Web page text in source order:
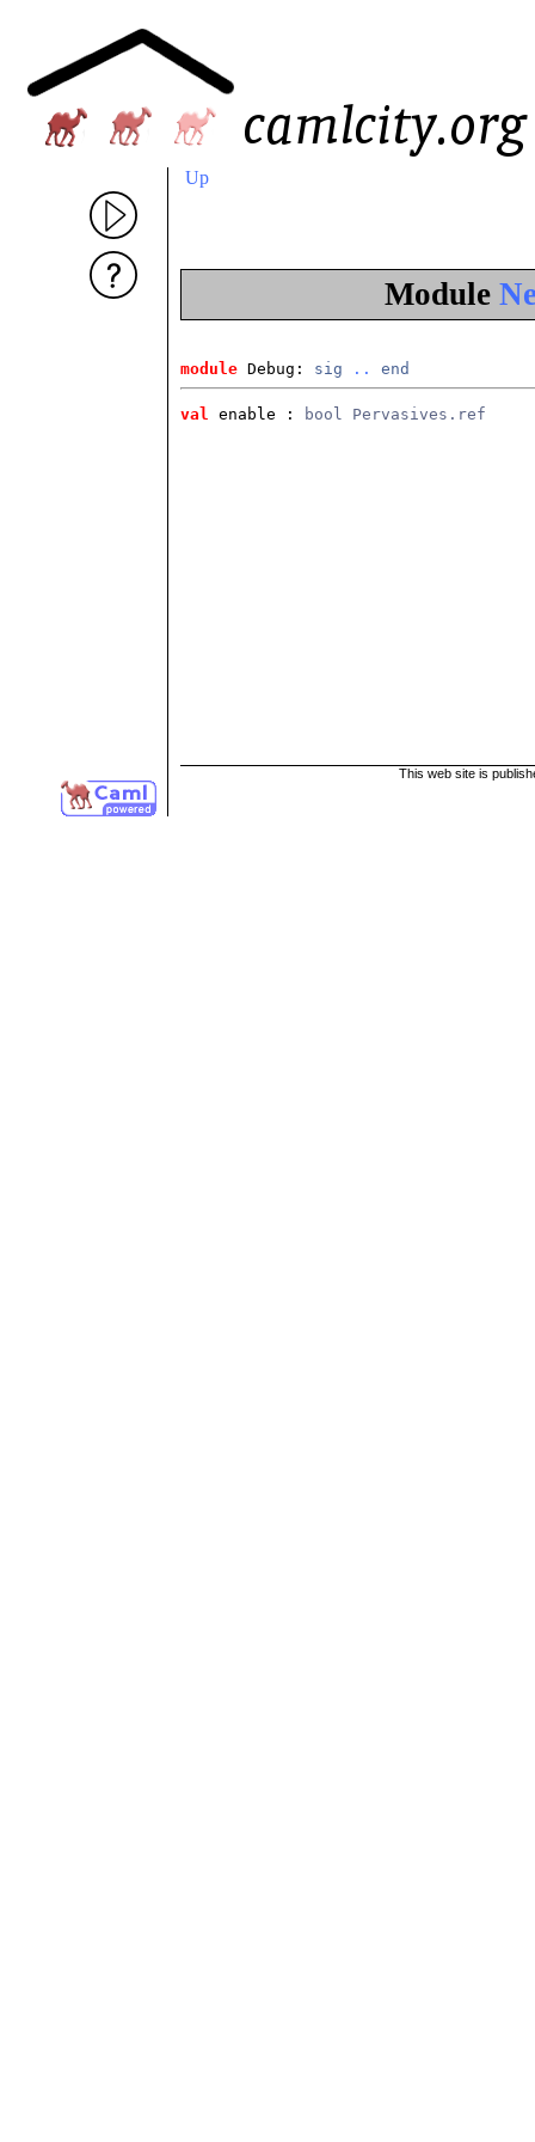
Up
Module
module Debug: sig .. end
val enable : bool Pervasives.ref
This web site is